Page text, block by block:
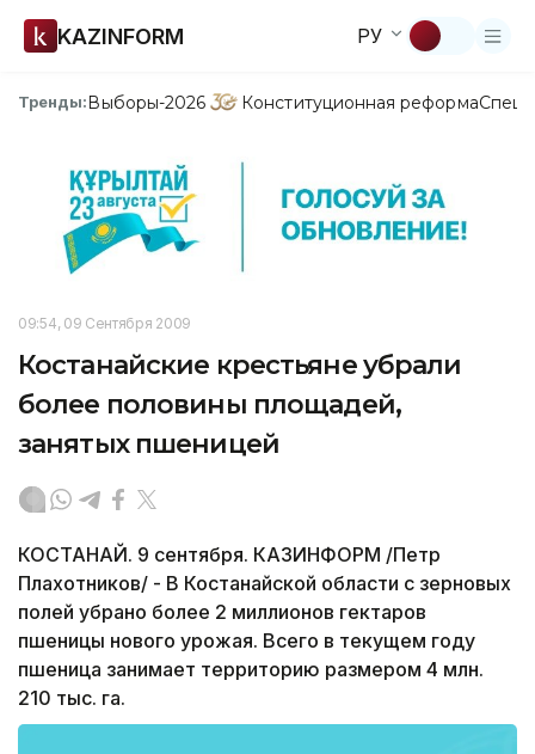
KAZINFORM РУ
Тренды:Выборы-2026 Конституционная реформа
09:54, 09 Сентября 2009
Костанайские крестьяне убрали
более половины площадей,
занятых пшеницей
КОСТАНАЙ. 9 сентября. КАЗИНФОРМ /Петр
Плахотников/ - В Костанайской области с зерновых
полей убрано более 2 миллионов гектаров
пшеницы нового урожая. Всего в текущем году
пшеница занимает территорию размером 4 млн.
210 тыс. га.